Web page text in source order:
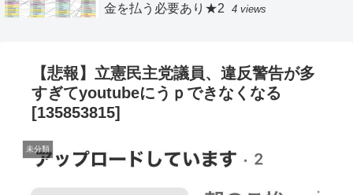
金を払う必要あり★2
4 views
【悲報】立憲民主党議員、違反警告が多
すぎてyoutubeにうｐできなくなる
[135853815]
未分類